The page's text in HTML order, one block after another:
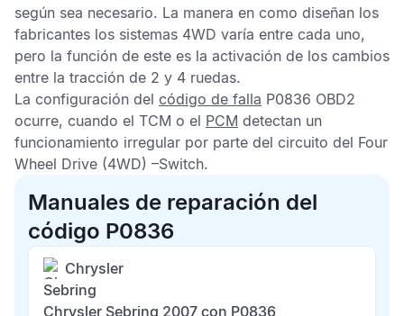
según sea necesario. La manera en como diseñan los
fabricantes los sistemas 4WD varía entre cada uno,
pero la función de este es la activación de los cambios
entre la tracción de 2 y 4 ruedas.
La configuración del código de falla P0836 OBD2
ocurre, cuando el TCM o el PCM detectan un
funcionamiento irregular por parte del circuito del Four
Wheel Drive (4WD) –Switch.
Manuales de reparación del
código P0836
Chrysler
Sebring
Chrysler Sebring 2007 con P0836